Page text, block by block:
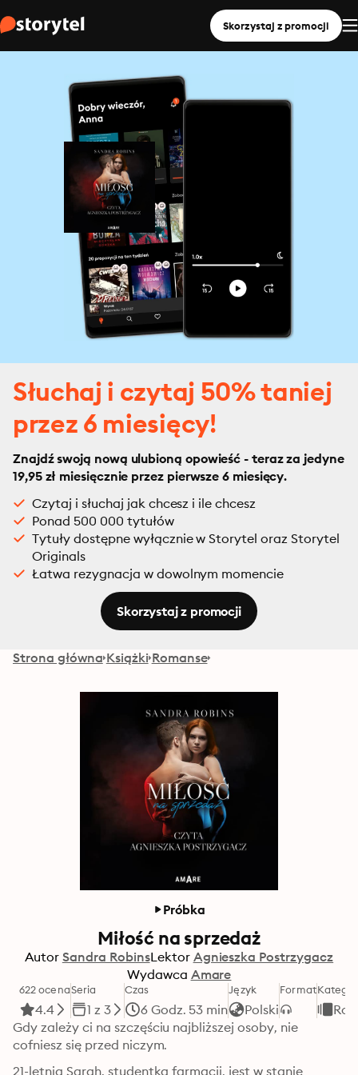
Skorzystaj z promocji
Słuchaj i czytaj 50% taniej
przez 6 miesięcy!
Znajdź swoją nową ulubioną opowieść - teraz za jedyne
19,95 zł miesięcznie przez pierwsze 6 miesięcy.
Czytaj i słuchaj jak chcesz i ile chcesz
Ponad 500 000 tytułów
Tytuły dostępne wyłącznie w Storytel oraz Storytel
Originals
Łatwa rezygnacja w dowolnym momencie
Skorzystaj z promocji
Strona główna Książki Romanse
Próbka
Miłość na sprzedaż
Autor Sandra RobinsLektor Agnieszka Postrzygacz
Wydawca Amare
622 ocena
4.4
Seria
1 z 3
Czas
6 Godz. 53 min
Język
Polski
Format
Gdy zależy ci na szczęściu najbliższej osoby, nie
cofniesz się przed niczym.
21-letnia Sarah, studentka farmacji, jest w stanie